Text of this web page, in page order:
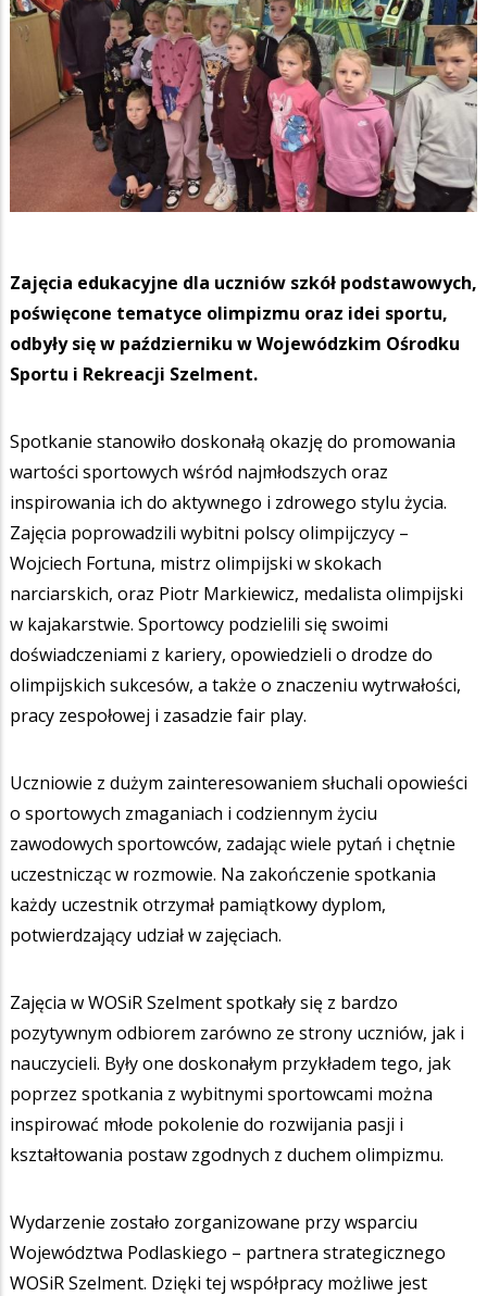
Zajęcia edukacyjne dla uczniów szkół podstawowych,
poświęcone tematyce olimpizmu oraz idei sportu,
odbyły się w październiku w Wojewódzkim Ośrodku
Sportu i Rekreacji Szelment.
Spotkanie stanowiło doskonałą okazję do promowania
wartości sportowych wśród najmłodszych oraz
inspirowania ich do aktywnego i zdrowego stylu życia.
Zajęcia poprowadzili wybitni polscy olimpijczycy –
Wojciech Fortuna, mistrz olimpijski w skokach
narciarskich, oraz Piotr Markiewicz, medalista olimpijski
w kajakarstwie. Sportowcy podzielili się swoimi
doświadczeniami z kariery, opowiedzieli o drodze do
olimpijskich sukcesów, a także o znaczeniu wytrwałości,
pracy zespołowej i zasadzie fair play.
Uczniowie z dużym zainteresowaniem słuchali opowieści
o sportowych zmaganiach i codziennym życiu
zawodowych sportowców, zadając wiele pytań i chętnie
uczestnicząc w rozmowie. Na zakończenie spotkania
każdy uczestnik otrzymał pamiątkowy dyplom,
potwierdzający udział w zajęciach.
Zajęcia w WOSiR Szelment spotkały się z bardzo
pozytywnym odbiorem zarówno ze strony uczniów, jak i
nauczycieli. Były one doskonałym przykładem tego, jak
poprzez spotkania z wybitnymi sportowcami można
inspirować młode pokolenie do rozwijania pasji i
kształtowania postaw zgodnych z duchem olimpizmu.
Wydarzenie zostało zorganizowane przy wsparciu
Województwa Podlaskiego – partnera strategicznego
WOSiR Szelment. Dzięki tej współpracy możliwe jest